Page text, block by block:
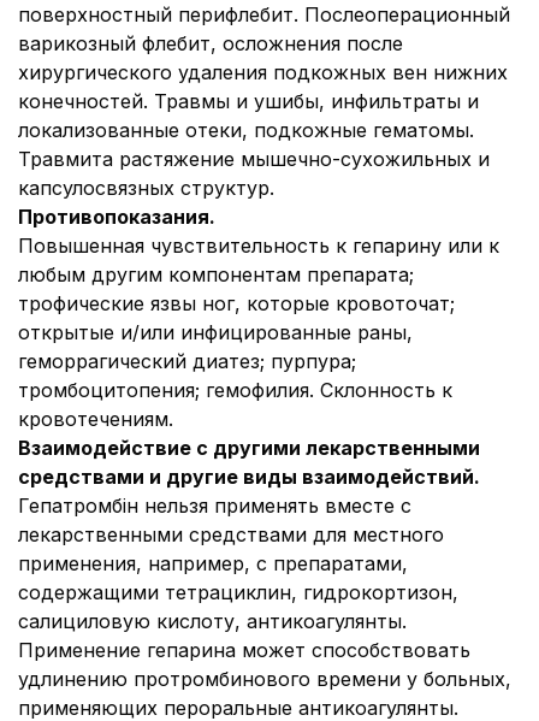
поверхностный перифлебит. Послеоперационный
варикозный флебит, осложнения после
хирургического удаления подкожных вен нижних
конечностей. Травмы и ушибы, инфильтраты и
локализованные отеки, подкожные гематомы.
Травмита растяжение мышечно-сухожильных и
капсулосвязных структур.
Противопоказания.
Повышенная чувствительность к гепарину или к
любым другим компонентам препарата;
трофические язвы ног, которые кровоточат;
открытые и/или инфицированные раны,
геморрагический диатез; пурпура;
тромбоцитопения; гемофилия. Склонность к
кровотечениям.
Взаимодействие с другими лекарственными
средствами и другие виды взаимодействий.
Гепатромбін нельзя применять вместе с
лекарственными средствами для местного
применения, например, с препаратами,
содержащими тетрациклин, гидрокортизон,
салициловую кислоту, антикоагулянты.
Применение гепарина может способствовать
удлинению протромбинового времени у больных,
применяющих пероральные антикоагулянты.